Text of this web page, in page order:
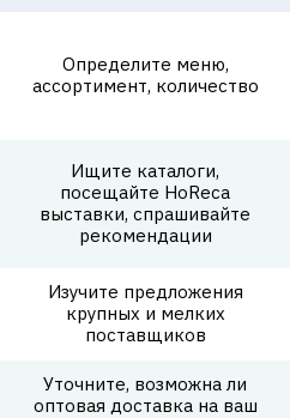
Определите меню,
ассортимент, количество
Ищите каталоги,
посещайте HоReса
выставки, спрашивайте
рекомендации
Изучите предложения
крупных и мелких
поставщиков
Уточните, возможна ли
оптовая доставка на ваш